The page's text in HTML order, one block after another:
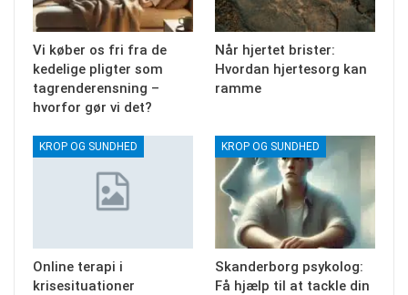
Vi køber os fri fra de
kedelige pligter som
tagrenderensning –
hvorfor gør vi det?
Når hjertet brister:
Hvordan hjertesorg kan
ramme
KROP OG SUNDHED
Online terapi i
krisesituationer
KROP OG SUNDHED
Skanderborg psykolog:
Få hjælp til at tackle din